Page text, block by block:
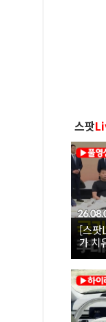
스팟
[스팟
가 치